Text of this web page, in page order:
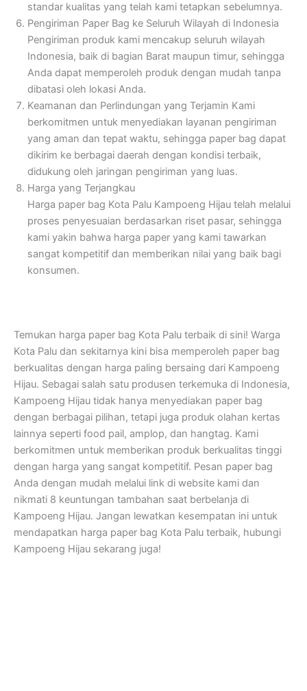
standar kualitas yang telah kami tetapkan sebelumnya.
Pengiriman Paper Bag ke Seluruh Wilayah di Indonesia
Pengiriman produk kami mencakup seluruh wilayah
Indonesia, baik di bagian Barat maupun timur, sehingga
Anda dapat memperoleh produk dengan mudah tanpa
dibatasi oleh lokasi Anda.
Keamanan dan Perlindungan yang Terjamin Kami
berkomitmen untuk menyediakan layanan pengiriman
yang aman dan tepat waktu, sehingga paper bag dapat
dikirim ke berbagai daerah dengan kondisi terbaik,
didukung oleh jaringan pengiriman yang luas.
Harga yang Terjangkau
Harga paper bag Kota Palu Kampoeng Hijau telah melalui
proses penyesuaian berdasarkan riset pasar, sehingga
kami yakin bahwa harga paper yang kami tawarkan
sangat kompetitif dan memberikan nilai yang baik bagi
konsumen.
Temukan harga paper bag Kota Palu terbaik di sini! Warga
Kota Palu dan sekitarnya kini bisa memperoleh paper bag
berkualitas dengan harga paling bersaing dari Kampoeng
Hijau. Sebagai salah satu produsen terkemuka di Indonesia,
Kampoeng Hijau tidak hanya menyediakan paper bag
dengan berbagai pilihan, tetapi juga produk olahan kertas
lainnya seperti food pail, amplop, dan hangtag. Kami
berkomitmen untuk memberikan produk berkualitas tinggi
dengan harga yang sangat kompetitif. Pesan paper bag
Anda dengan mudah melalui link di website kami dan
nikmati 8 keuntungan tambahan saat berbelanja di
Kampoeng Hijau. Jangan lewatkan kesempatan ini untuk
mendapatkan harga paper bag Kota Palu terbaik, hubungi
Kampoeng Hijau sekarang juga!